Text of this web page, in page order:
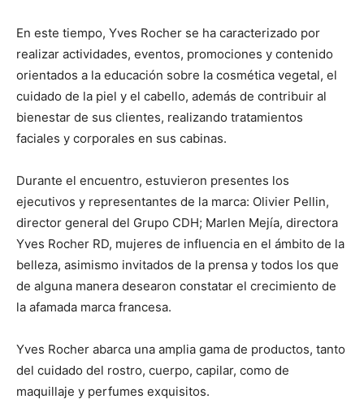
En este tiempo, Yves Rocher se ha caracterizado por
realizar actividades, eventos, promociones y contenido
orientados a la educación sobre la cosmética vegetal, el
cuidado de la piel y el cabello, además de contribuir al
bienestar de sus clientes, realizando tratamientos
faciales y corporales en sus cabinas.
Durante el encuentro, estuvieron presentes los
ejecutivos y representantes de la marca: Olivier Pellin,
director general del Grupo CDH; Marlen Mejía, directora
Yves Rocher RD, mujeres de influencia en el ámbito de la
belleza, asimismo invitados de la prensa y todos los que
de alguna manera desearon constatar el crecimiento de
la afamada marca francesa.
Yves Rocher abarca una amplia gama de productos, tanto
del cuidado del rostro, cuerpo, capilar, como de
maquillaje y perfumes exquisitos.